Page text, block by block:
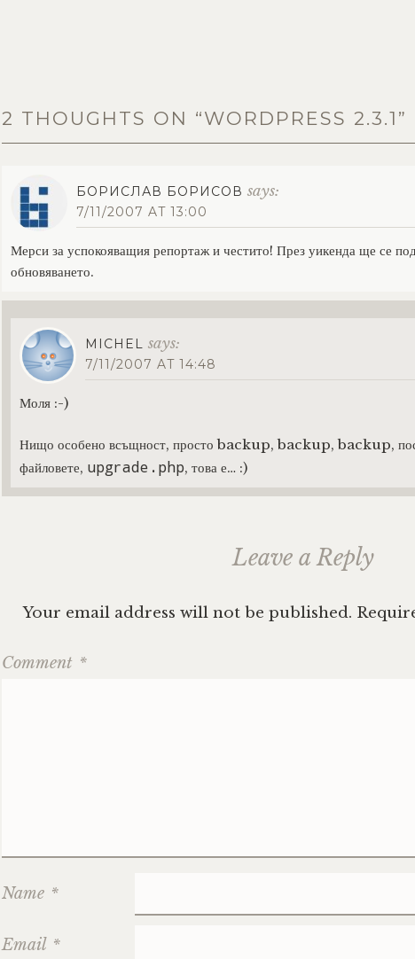
2 THOUGHTS ON “WORDPRESS 2.3.1 ”
БОРИСЛАВ БОРИСОВ says:
7/11/2007 AT 13:00
Мерси за успокояващия репортаж и честито! През уикенда ще се
обновяването.
MICHEL says:
7/11/2007 AT 14:48
Моля :-)
Нищо особено всъщност, просто backup, backup, backup,
файловете, upgrade.php, това е… :)
Leave a Reply
Your email address will not be published.
Comment *
Name *
Email *